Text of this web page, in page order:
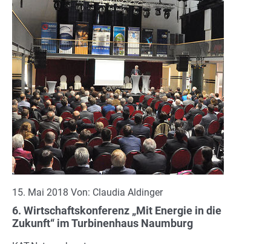
15. Mai 2018 Von: Claudia Aldinger
6. Wirtschaftskonferenz „Mit Energie in die
Zukunft“ im Turbinenhaus Naumburg